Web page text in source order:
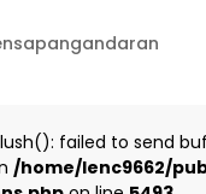
failed to send
/home/lenc9662/